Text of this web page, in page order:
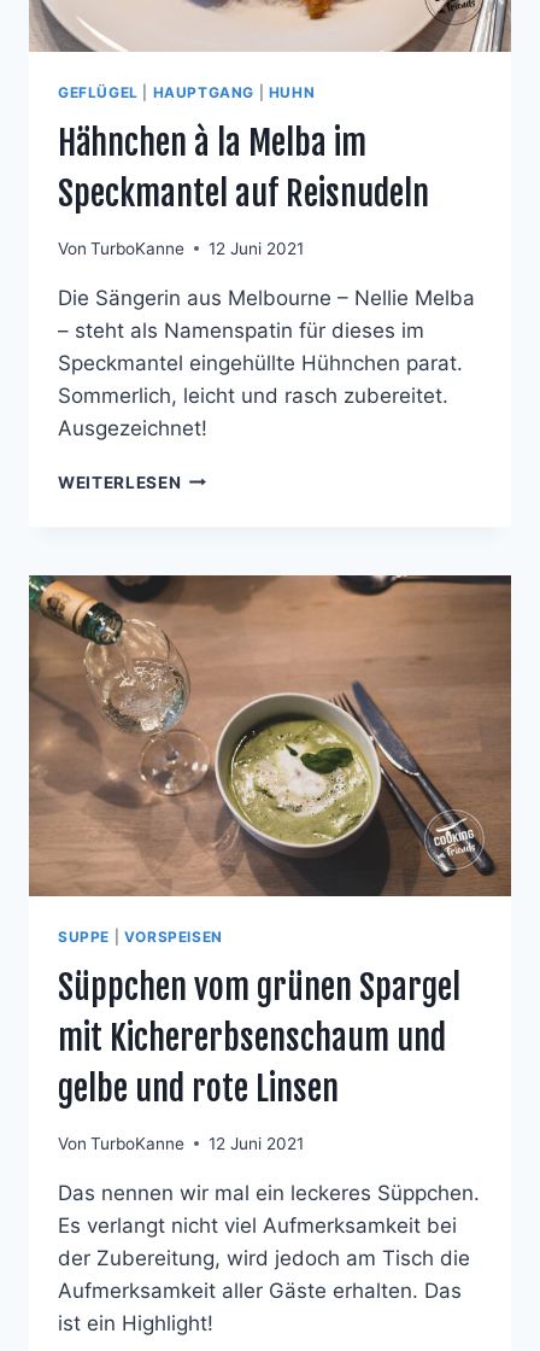
GEFLÜGEL HAUPTGANG HUHN
Hähnchen à la Melba im
Speckmantel auf Reisnudeln
Von TurboKanne 12 Juni 2021
Die Sängerin aus Melbourne – Nellie Melba
– steht als Namenspatin für dieses im
Speckmantel eingehüllte Hühnchen parat.
Sommerlich, leicht und rasch zubereitet.
Ausgezeichnet!
WEITERLESEN HÄHNCHEN
IM
SPECKMANTEL
REISNUDELN
SUPPE VORSPEISEN
Süppchen vom grünen Spargel
mit Kichererbsenschaum und
gelbe und rote Linsen
Von TurboKanne 12 Juni 2021
Das nennen wir mal ein leckeres Süppchen.
Es verlangt nicht viel Aufmerksamkeit bei
der Zubereitung, wird jedoch am Tisch die
Aufmerksamkeit aller Gäste erhalten. Das
ist ein Highlight!